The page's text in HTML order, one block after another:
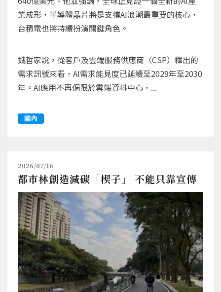
業成形，半導體晶片將是支撐AI浪潮最重要的核心，
台積電也將持續扮演關鍵角色。
魏哲家說，從客戶及雲端服務供應商（CSP）釋出的
需求訊號來看，AI需求能見度已延續至2029年至2030
年。AI應用不再侷限於雲端資料中心，...
國內
2026/07/16
都市林創造減碳「楔子」 不能只靠宣傳